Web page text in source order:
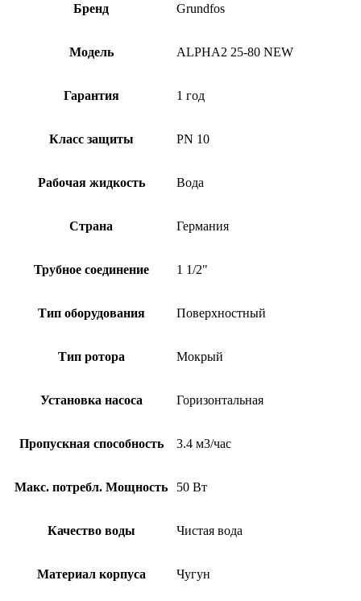
Бренд Grundfos
Модель ALPHA2 25-80 NEW
Гарантия 1 год
Класс защиты PN 10
Рабочая жидкость Вода
Страна Германия
Трубное соединение 1 1/2"
Тип оборудования Поверхностный
Тип ротора Мокрый
Установка насоса Горизонтальная
Пропускная способность 3.4 м3/час
Макс. потребл. Мощность 50 Вт
Качество воды Чистая вода
Материал корпуса Чугун